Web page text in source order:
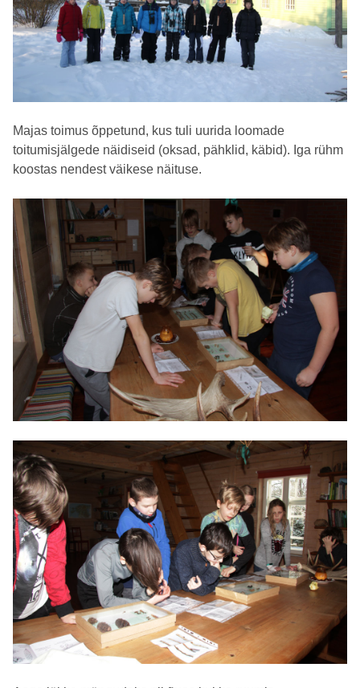
Majas toimus õppetund, kus tuli uurida loomade
toitumisjälgede näidiseid (oksad, pähklid, käbid). Iga rühm
koostas nendest väikese näituse.